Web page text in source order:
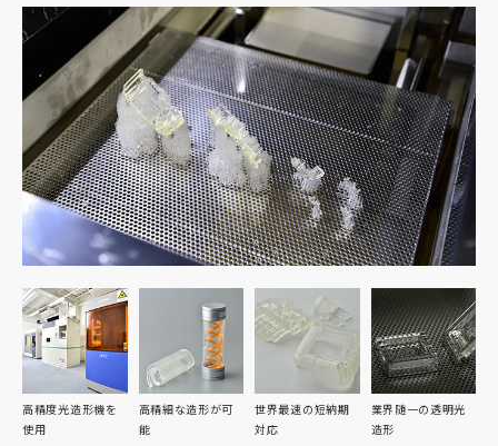
高精度光造形機を
使用
高精細な造形が可
能
世界最速の短納期
対応
業界随一の透明光
造形